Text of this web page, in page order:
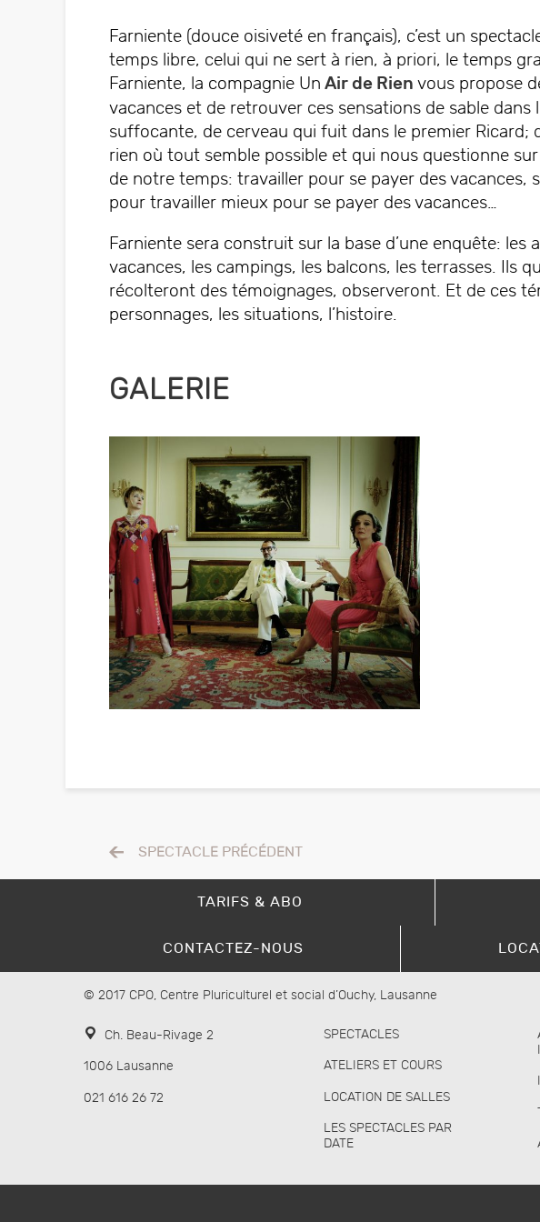
Farniente (douce oisiveté en français), c’est un
temps libre, celui qui ne sert à rien, à priori, le temps
Farniente, la compagnie Un Air de Rien vous propose
vacances et de retrouver ces sensations de sable dans
suffocante, de cerveau qui fuit dans le premier Ricard;
rien où tout semble possible et qui nous questionne sur
de notre temps: travailler pour se payer des vacances,
pour travailler mieux pour se payer des vacances…
Farniente sera construit sur la base d’une enquête: les
vacances, les campings, les balcons, les terrasses. Ils
récolteront des témoignages, observeront. Et de ces
personnages, les situations, l’histoire.
GALERIE
SPECTACLE PRÉCÉDENT
TARIFS & ABO
CONTACTEZ-NOUS
© 2017 CPO, Centre Pluriculturel et social d’Ouchy, Lausanne
Ch. Beau-Rivage 2
1006 Lausanne
021 616 26 72
SPECTACLES
ATELIERS ET COURS
LOCATION DE SALLES
LES SPECTACLES PAR
DATE